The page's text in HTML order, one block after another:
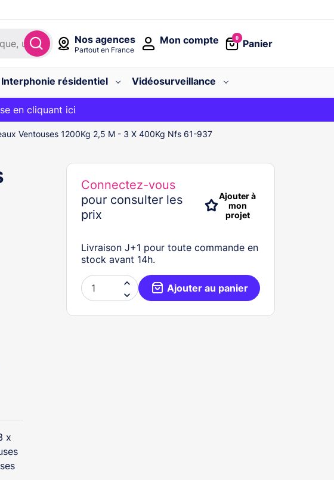
Nos agences
Partout en France
0
Panier
Mon compte
Interphonie résidentiel
Vidéosurveillance
gratuite avec le code
en cliquant ici
Ventouses 1200Kg 2,5 M - 3 X 400Kg Nfs 61-937
x
Connectez-vous
pour consulter les
prix
Ajouter à
mon
projet
Livraison J+1 pour toute commande en
stock avant 14h.

 Ajouter au panier